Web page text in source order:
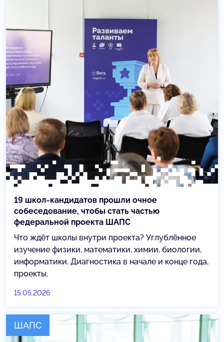
19 школ-кандидатов прошли очное
собеседование, чтобы стать частью
федеральной проекта ШАПС
Что ждёт школы внутри проекта? Углублённое
изучение физики, математики, химии, биологии,
информатики. Диагностика в начале и конце года,
проекты.
15.05.2026
ШАПС